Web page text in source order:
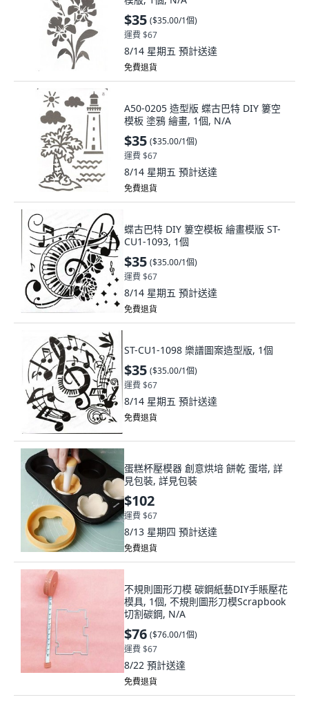
$35 ($35.00/1個)
運費 $67
8/14 星期五 預計送達
免費退貨
A50-0205 造型版 蝶古巴特 DIY 簍空
模板 塗鴉 繪畫, 1個, N/A
$35 ($35.00/1個)
運費 $67
8/14 星期五 預計送達
免費退貨
蝶古巴特 DIY 簍空模板 繪畫模版 ST-
CU1-1093, 1個
$35 ($35.00/1個)
運費 $67
8/14 星期五 預計送達
免費退貨
ST-CU1-1098 樂譜圖案造型版, 1個
$35 ($35.00/1個)
運費 $67
8/14 星期五 預計送達
免費退貨
蛋糕杯壓模器 創意烘培 餅乾 蛋塔, 詳
見包裝, 詳見包裝
$102
運費 $67
8/13 星期四 預計送達
免費退貨
不規則圖形刀模 碳鋼紙藝DIY手賬壓花
模具, 1個, 不規則圖形刀模Scrapbook
切割碳鋼, N/A
$76 ($76.00/1個)
運費 $67
8/22 預計送達
免費退貨